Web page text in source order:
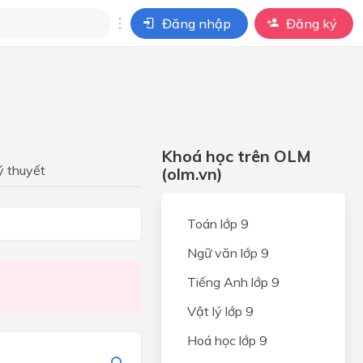
Đăng nhập Đăng ký
thuyết
Khoá học trên OLM
(olm.vn)
Toán lớp 9
Ngữ văn lớp 9
Tiếng Anh lớp 9
Vật lý lớp 9
Hoá học lớp 9